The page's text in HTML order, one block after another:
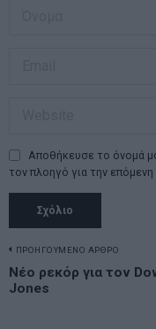
Αποθήκευσε το όνομά
τον πλοηγό για την
Πλοήγηση
άρθρων
ΠΡΟΗΓΟΥΜΕΝΟ ΑΡΘΡΟ
Previous
post:
Νέο ρεκόρ για τον
Jones